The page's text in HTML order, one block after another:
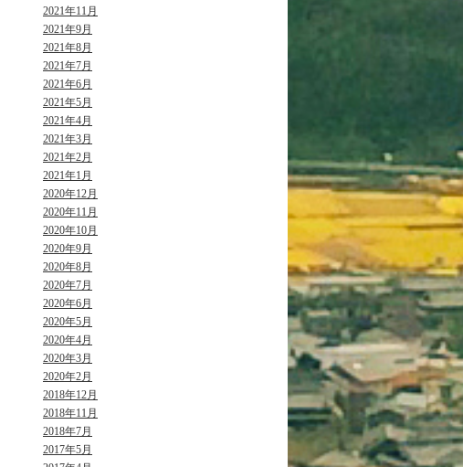
2021年11月
2021年9月
2021年8月
2021年7月
2021年6月
2021年5月
2021年4月
2021年3月
2021年2月
2021年1月
2020年12月
2020年11月
2020年10月
2020年9月
2020年8月
2020年7月
2020年6月
2020年5月
2020年4月
2020年3月
2020年2月
2018年12月
2018年11月
2018年7月
2017年5月